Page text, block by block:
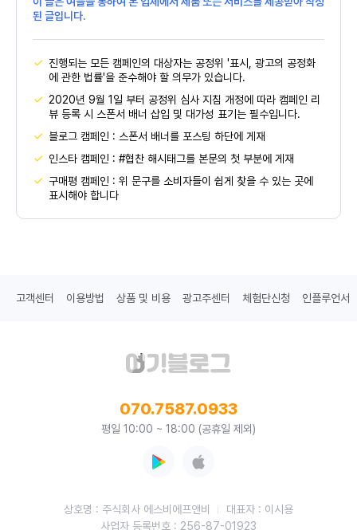
된 글입니다.
진행되는 모든 캠페인의 대상자는 공정위 '표시, 광고의 공정화
에 관한 법률'을 준수해야 할 의무가 있습니다.
2020년 9월 1일 부터 공정위 심사 지침 개정에 따라 캠페인 리
뷰 등록 시 스폰서 배너 삽입 및 대가성 표기는 필수입니다.
블로그 캠페인 : 스폰서 배너를 포스팅 하단에 게재
인스타 캠페인 : #협찬 해시태그를 본문의 첫 부분에 게재
구매평 캠페인 : 위 문구를 소비자들이 쉽게 찾을 수 있는 곳에
표시해야 합니다
고객센터 이용방법 상품 및 비용 광고주센터 체험단신청 인플루언서
070.7587.0933
평일 10:00 ~ 18:00 (공휴일 제외)
상호명 : 주식회사 에스비에프앤비
대표자 : 이시용
사업자 등록번호 : 256-87-01923